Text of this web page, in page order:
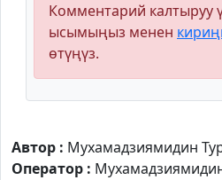
Комментарий калтыруу
ысымыңыз менен
өтүңүз.
Автор : Мухамадзиямидин
Оператор :